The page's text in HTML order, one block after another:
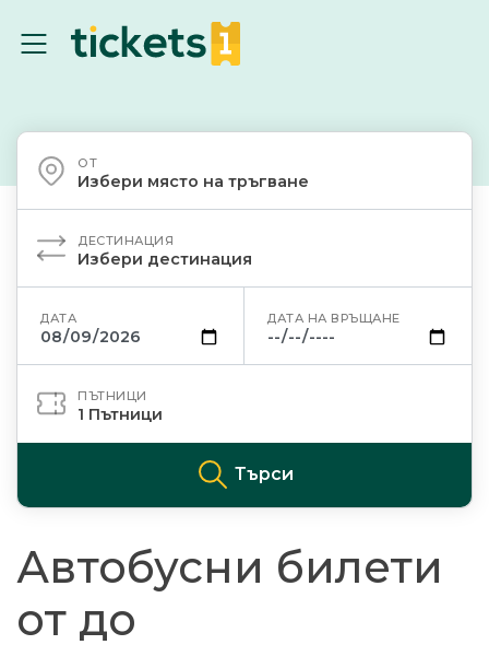
ОТ
Избери място на тръгване
ДЕСТИНАЦИЯ
Избери дестинация
ДАТА ДАТА НА ВРЪЩАНЕ
ПЪТНИЦИ
1 Пътници
Търси
Автобусни билети
от до